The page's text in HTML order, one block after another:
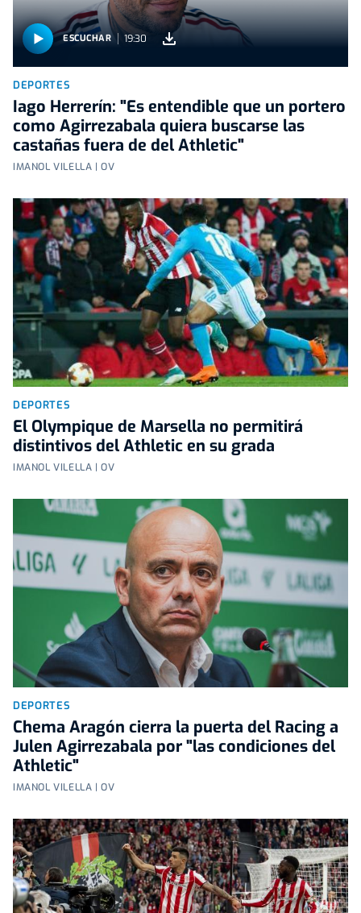
ESCUCHAR 19:30
DEPORTES
Iago Herrerín: "Es entendible que un portero
como Agirrezabala quiera buscarse las
castañas fuera de del Athletic"
IMANOL VILELLA | OV
DEPORTES
El Olympique de Marsella no permitirá
distintivos del Athletic en su grada
IMANOL VILELLA | OV
DEPORTES
Chema Aragón cierra la puerta del Racing a
Julen Agirrezabala por "las condiciones del
Athletic"
IMANOL VILELLA | OV